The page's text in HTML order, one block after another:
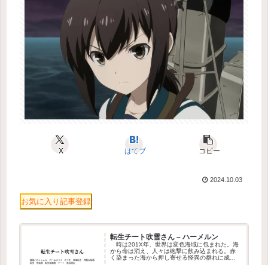
X はてブ コピー
2024.10.03
お気に入り記事登録
転生チート吹雪さん – ハーメルン
時は201X年、世界は変色海域に包まれた。海
から命は消え、人々は砲撃に飲み込まれる。赤
く染まった海から押し寄せる怪異の群れに成す